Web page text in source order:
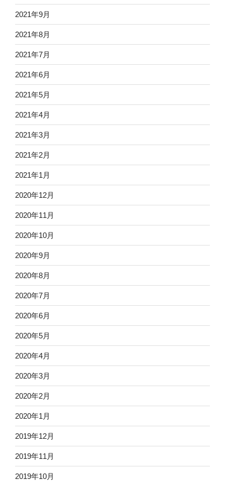
2021年9月
2021年8月
2021年7月
2021年6月
2021年5月
2021年4月
2021年3月
2021年2月
2021年1月
2020年12月
2020年11月
2020年10月
2020年9月
2020年8月
2020年7月
2020年6月
2020年5月
2020年4月
2020年3月
2020年2月
2020年1月
2019年12月
2019年11月
2019年10月